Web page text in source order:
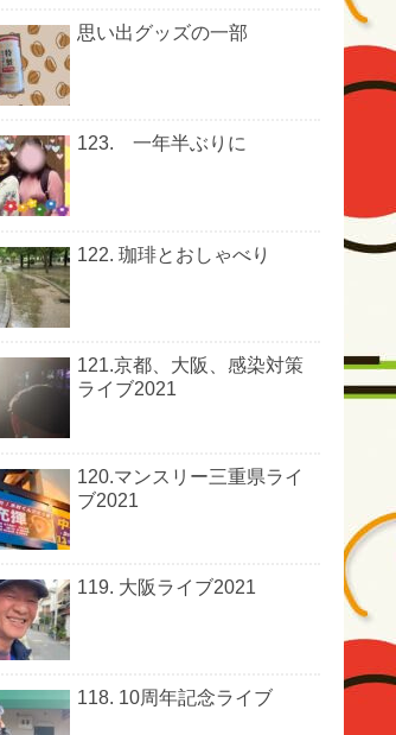
思い出グッズの一部
123. 一年半ぶりに
122. 珈琲とおしゃべり
121.京都、大阪、感染対策
ライブ2021
120.マンスリー三重県ライ
ブ2021
119. 大阪ライブ2021
118. 10周年記念ライブ